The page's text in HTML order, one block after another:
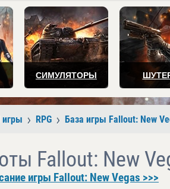
СИМУЛЯТОРЫ
игры RPG База игры Fallout: New
Fallout: New
игры Fallout: New Vegas >>>